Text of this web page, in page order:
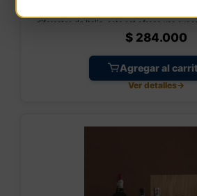
diferentes de Italia, este set ofrece una
perfecta para los amantes del buen vino.
carnes, quesos y platos gourmet, este
$284.000
Agregar al
Ver detalles→